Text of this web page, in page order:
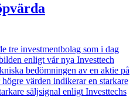
tre investmentbolag som i dag
enligt vår nya Investtech
bedömningen av en aktie på
värden indikerar en starkare
säljsignal enligt Investtechs